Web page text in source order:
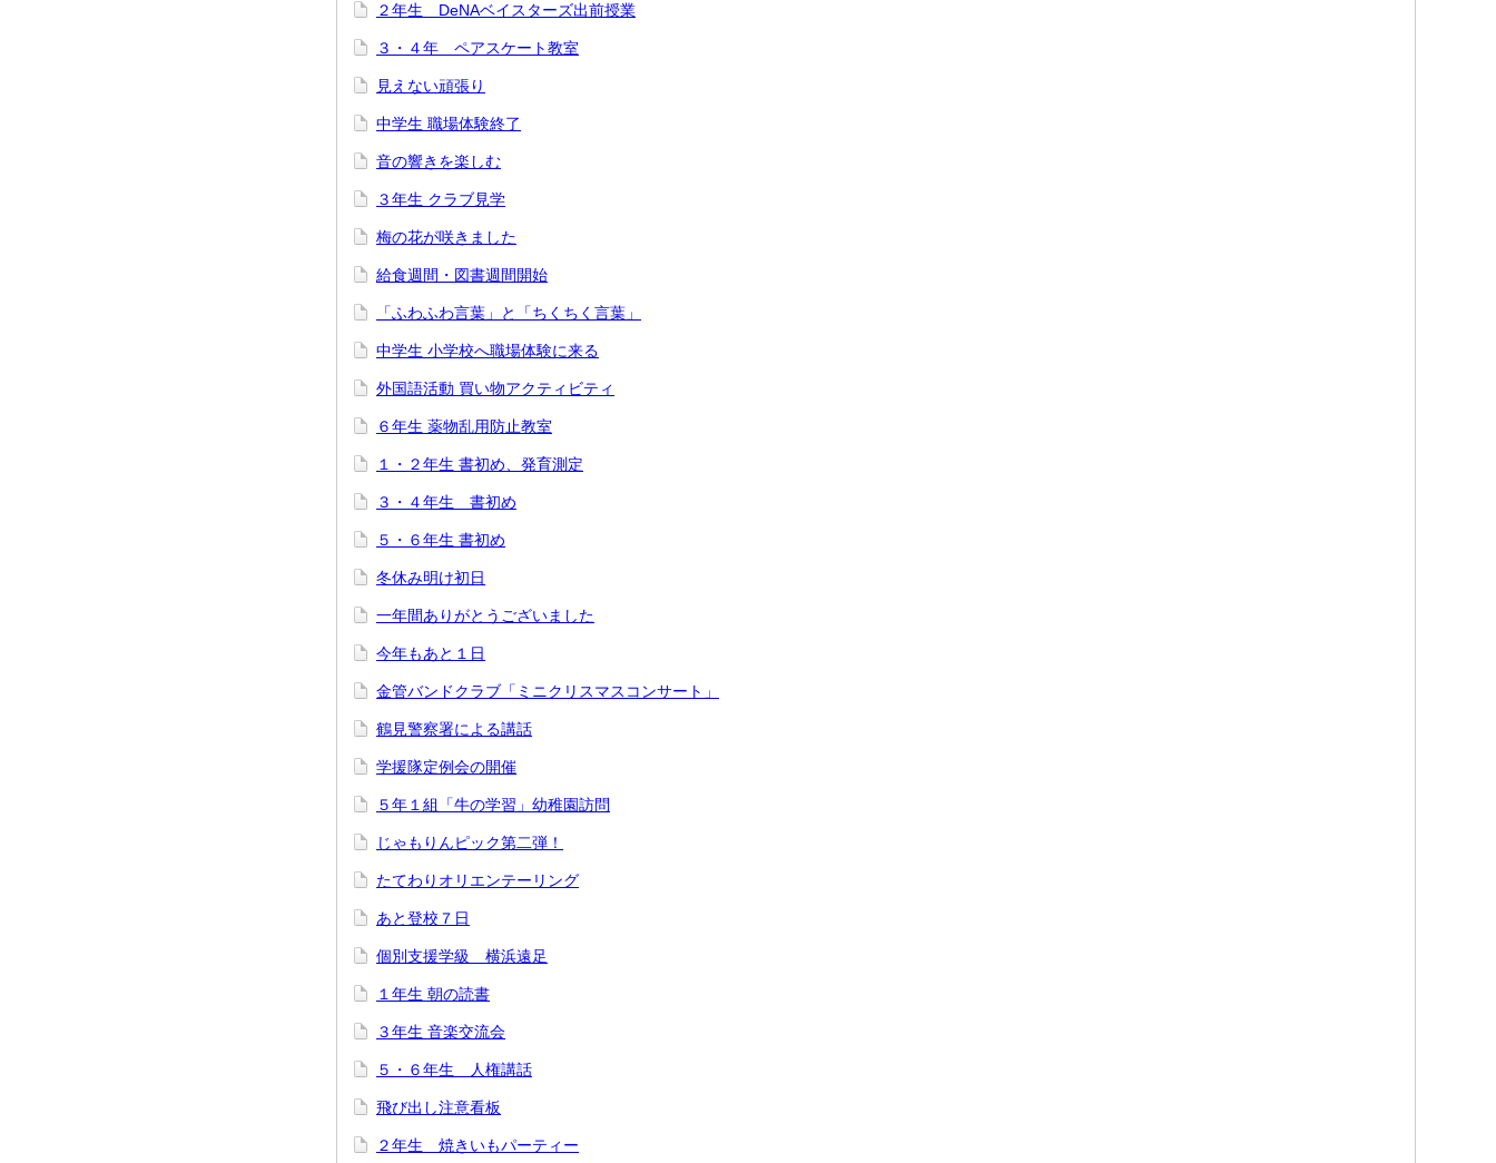
２年生 DeNAベイスターズ出前授業
３・４年 ペアスケート教室
見えない頑張り
中学生 職場体験終了
音の響きを楽しむ
３年生 クラブ見学
梅の花が咲きました
給食週間・図書週間開始
「ふわふわ言葉」と「ちくちく言葉」
中学生 小学校へ職場体験に来る
外国語活動 買い物アクティビティ
６年生 薬物乱用防止教室
１・２年生 書初め、発育測定
３・４年生 書初め
５・６年生 書初め
冬休み明け初日
一年間ありがとうございました
今年もあと１日
金管バンドクラブ「ミニクリスマスコンサート」
鶴見警察署による講話
学援隊定例会の開催
５年１組「牛の学習」幼稚園訪問
じゃもりんピック第二弾！
たてわりオリエンテーリング
あと登校７日
個別支援学級 横浜遠足
１年生 朝の読書
３年生 音楽交流会
５・６年生 人権講話
飛び出し注意看板
２年生 焼きいもパーティー